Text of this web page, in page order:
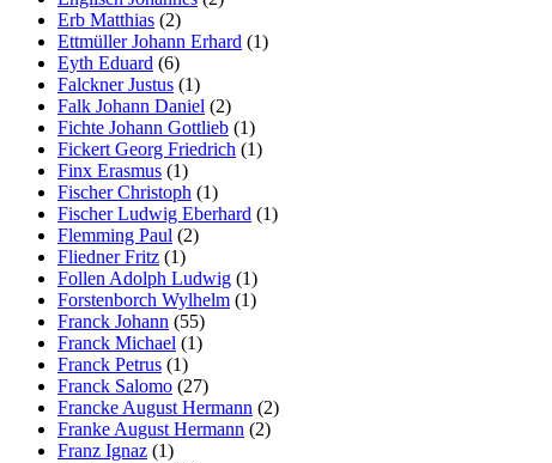
Erb Matthias (2)
Ettmüller Johann Erhard (1)
Eyth Eduard (6)
Falckner Justus (1)
Falk Johann Daniel (2)
Fichte Johann Gottlieb (1)
Fickert Georg Friedrich (1)
Finx Erasmus (1)
Fischer Christoph (1)
Fischer Ludwig Eberhard (1)
Flemming Paul (2)
Fliedner Fritz (1)
Follen Adolph Ludwig (1)
Forstenborch Wylhelm (1)
Franck Johann (55)
Franck Michael (1)
Franck Petrus (1)
Franck Salomo (27)
Francke August Hermann (2)
Franke August Hermann (2)
Franz Ignaz (1)